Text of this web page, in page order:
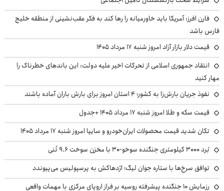
فارن افرز: آمریکا باید خاورمیانه را رها کند به فکر عقب‌نشینی از منطقه خلیج
فارس باشد
قیمت دلار بازار آزاد امروز شنبه ۱۷ مرداد ۱۴۰۵
انتقاد جمهوری اسلامی از تحرکات اخیر علیه دولت: این باندهای خطرناک را
مهار کنید
نفوذ جریان بارش‌زا به کشور؛ ۴ استان امروز برای بارش باران آماده باشند
قیمت سکه و طلا امروز شنبه ۱۷ مرداد ۱۴۰۵ +جدول
تکان شدید قیمت محصولات ایران‌خودرو و سایپا امروز شنبه ۱۷ مرداد ۱۴۰۵
بُرد ۳۰۰۰ کیلومتری جنگنده سوخو-۳۰ با مخزن سوخت ۹.۶ تُنی
توافق سرخ‌ها با ستاره جوان لیگ؛ اژدهاکش به پرسپولیس می‌پیوندد
رزمایش ۱۰ جنگنده پیشرفته روسیه بر فراز اروپای مرکزی با مهمات واقعی